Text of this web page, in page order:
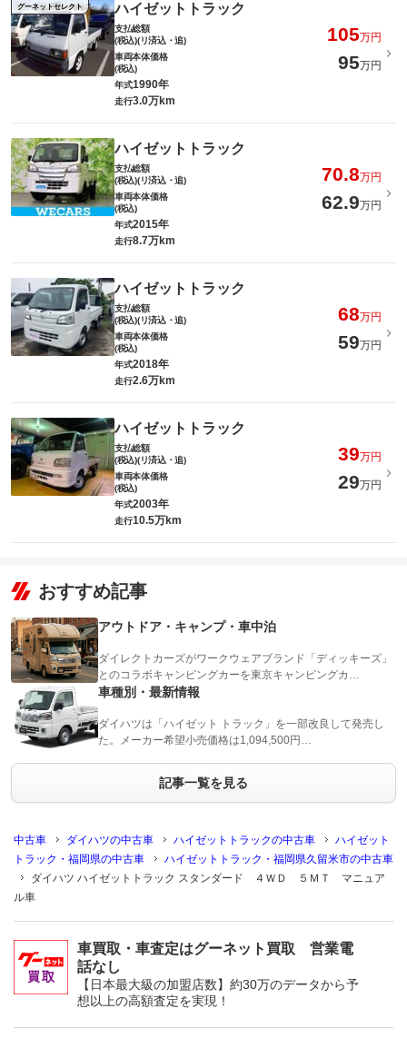
グーネットセレクト ハイゼットトラック
支払総額
(税込)(リ済込・追)
105万円
車両本体価格
(税込)
95万円
年式1990年
走行3.0万km
ハイゼットトラック
支払総額
(税込)(リ済込・追)
70.8万円
車両本体価格
(税込)
62.9万円
年式2015年
走行8.7万km
ハイゼットトラック
支払総額
(税込)(リ済込・追)
68万円
車両本体価格
(税込)
59万円
年式2018年
走行2.6万km
ハイゼットトラック
支払総額
(税込)(リ済込・追)
39万円
車両本体価格
(税込)
29万円
年式2003年
走行10.5万km
おすすめ記事
アウトドア・キャンプ・車中泊
ダイレクトカーズがワークウェアブランド「ディッキーズ」
とのコラボキャンピングカーを東京キャンピングカ…
車種別・最新情報
ダイハツは「ハイゼット トラック」を一部改良して発売し
た。メーカー希望小売価格は1,094,500円…
記事一覧を見る
中古車 ダイハツの中古車 ハイゼットトラックの中古車
ハイゼット
トラック・福岡県の中古車
ハイゼットトラック・福岡県久留米市の中古車
ダイハツ ハイゼットトラック スタンダード ４ＷＤ ５ＭＴ マニュア
ル車
車買取・車査定はグーネット買取 営業電
話なし
【日本最大級の加盟店数】約30万のデータから予
想以上の高額査定を実現！